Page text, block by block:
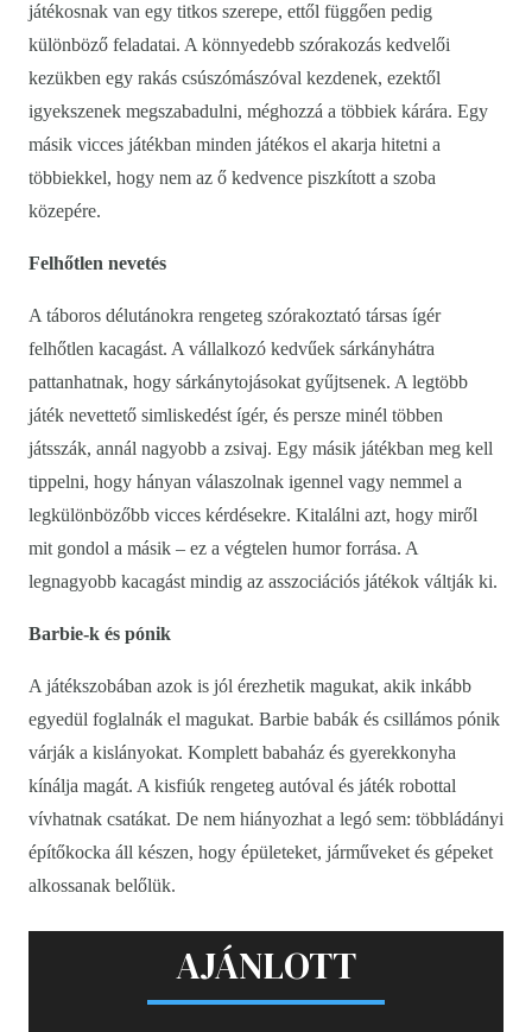
játékosnak van egy titkos szerepe, ettől függően pedig
különböző feladatai. A könnyedebb szórakozás kedvelői
kezükben egy rakás csúszómászóval kezdenek, ezektől
igyekszenek megszabadulni, méghozzá a többiek kárára. Egy
másik vicces játékban minden játékos el akarja hitetni a
többiekkel, hogy nem az ő kedvence piszkított a szoba
közepére.
Felhőtlen nevetés
A táboros délutánokra rengeteg szórakoztató társas ígér
felhőtlen kacagást. A vállalkozó kedvűek sárkányhátra
pattanhatnak, hogy sárkánytojásokat gyűjtsenek. A legtöbb
játék nevettető simliskedést ígér, és persze minél többen
játsszák, annál nagyobb a zsivaj. Egy másik játékban meg kell
tippelni, hogy hányan válaszolnak igennel vagy nemmel a
legkülönbözőbb vicces kérdésekre. Kitalálni azt, hogy miről
mit gondol a másik – ez a végtelen humor forrása. A
legnagyobb kacagást mindig az asszociációs játékok váltják ki.
Barbie-k és pónik
A játékszobában azok is jól érezhetik magukat, akik inkább
egyedül foglalnák el magukat. Barbie babák és csillámos pónik
várják a kislányokat. Komplett babaház és gyerekkonyha
kínálja magát. A kisfiúk rengeteg autóval és játék robottal
vívhatnak csatákat. De nem hiányozhat a legó sem: többládányi
építőkocka áll készen, hogy épületeket, járműveket és gépeket
alkossanak belőlük.
AJÁNLOTT